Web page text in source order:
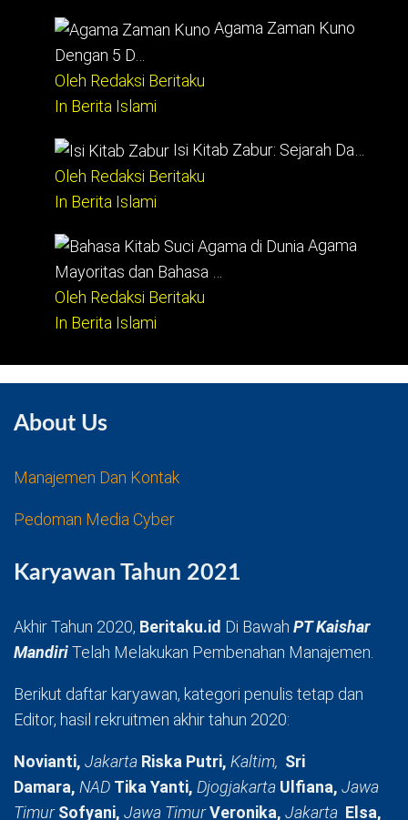
Agama Zaman Kuno
Dengan 5 D…
Oleh Redaksi Beritaku
In Berita Islami
Isi Kitab Zabur: Sejarah Da…
Oleh Redaksi Beritaku
In Berita Islami
Agama
Mayoritas dan Bahasa …
Oleh Redaksi Beritaku
In Berita Islami
About Us
Manajemen Dan Kontak
Pedoman Media Cyber
Karyawan Tahun 2021
Akhir Tahun 2020, Beritaku.id Di Bawah PT Kaishar
MandiriTelah Melakukan Pembenahan Manajemen.
Berikut daftar karyawan, kategori penulis tetap dan
Editor, hasil rekruitmen akhir tahun 2020:
Novianti, Jakarta Riska Putri, Kaltim, Sri
Damara, NAD Tika Yanti, Djogjakarta Ulfiana, Jawa
TimurSofyani, Jawa TimurVeronika, Jakarta Elsa,